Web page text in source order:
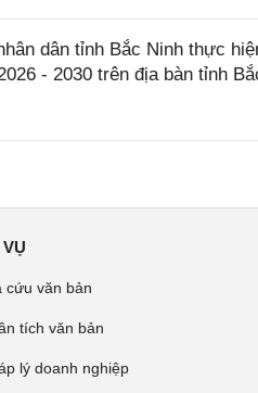
dân tỉnh Bắc Ninh thực
- 2030 trên địa bàn tỉnh
cứu văn bản
tích văn bản
lý doanh nghiệp